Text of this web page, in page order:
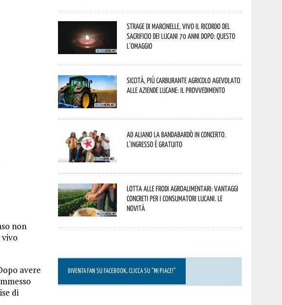
non
avere
di
Strage di Marcinelle, vivo il ricordo del
sacrificio dei lucani 70 anni dopo: questo
l’omaggio
Siccità, più carburante agricolo agevolato
alle aziende lucane: il provvedimento
Ad Aliano la Bandabardò in concerto.
L’ingresso è gratuito
Lotta alle frodi agroalimentari: vantaggi
concreti per i consumatori lucani. Le
novità
DIVENTA FAN SU FACEBOOK, CLICCA SU “MI PIACE!”